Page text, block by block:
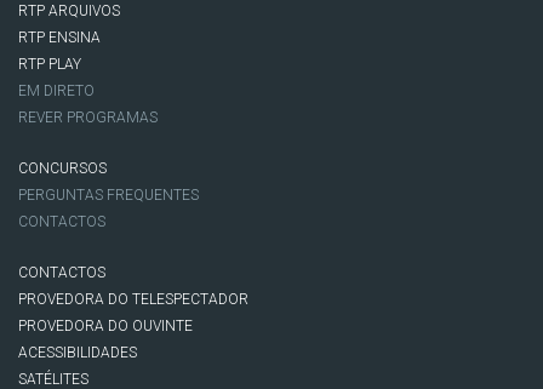
RTP ARQUIVOS
RTP ENSINA
RTP PLAY
EM DIRETO
REVER PROGRAMAS
CONCURSOS
PERGUNTAS FREQUENTES
CONTACTOS
CONTACTOS
PROVEDORA DO TELESPECTADOR
PROVEDORA DO OUVINTE
ACESSIBILIDADES
SATÉLITES